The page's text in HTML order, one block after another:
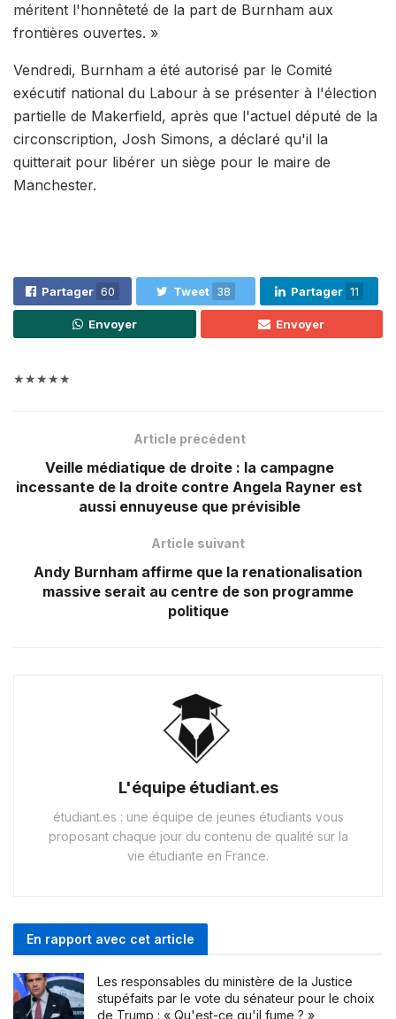
méritent l'honnêteté de la part de Burnham aux
frontières ouvertes. »
Vendredi, Burnham a été autorisé par le Comité
exécutif national du Labour à se présenter à l'élection
partielle de Makerfield, après que l'actuel député de la
circonscription, Josh Simons, a déclaré qu'il la
quitterait pour libérer un siège pour le maire de
Manchester.
Partager 60 Tweet 38 Partager 11
Envoyer Envoyer
★★★★★
Article précédent
Veille médiatique de droite : la campagne
incessante de la droite contre Angela Rayner est
aussi ennuyeuse que prévisible
Article suivant
Andy Burnham affirme que la renationalisation
massive serait au centre de son programme
politique
L'équipe étudiant.es
étudiant.es : une équipe de jeunes étudiants vous
proposant chaque jour du contenu de qualité sur la
vie étudiante en France.
En rapport avec cet article
Les responsables du ministère de la Justice
stupéfaits par le vote du sénateur pour le choix
de Trump : « Qu'est-ce qu'il fume ? »